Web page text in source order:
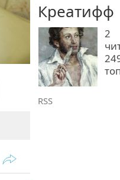
Креатифф
2
RSS